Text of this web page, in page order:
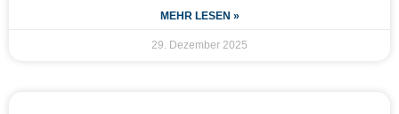
MEHR LESEN »
29. Dezember 2025